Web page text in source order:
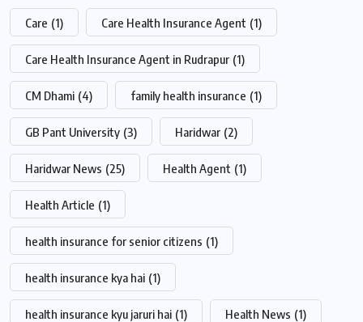
Care (1) Care Health Insurance Agent (1)
Care Health Insurance Agent in Rudrapur (1)
CM Dhami (4) family health insurance (1)
GB Pant University (3) Haridwar (2)
Haridwar News (25) Health Agent (1)
Health Article (1)
health insurance for senior citizens (1)
health insurance kya hai (1)
health insurance kyu jaruri hai (1) Health News (1)